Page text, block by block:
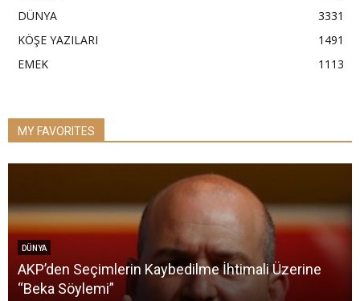
DÜNYA
3331
KÖŞE YAZILARI
1491
EMEK
1113
MY FAVORITES
DÜNYA
AKP’den Seçimlerin Kaybedilme İhtimali Üzerine
“Beka Söylemi”